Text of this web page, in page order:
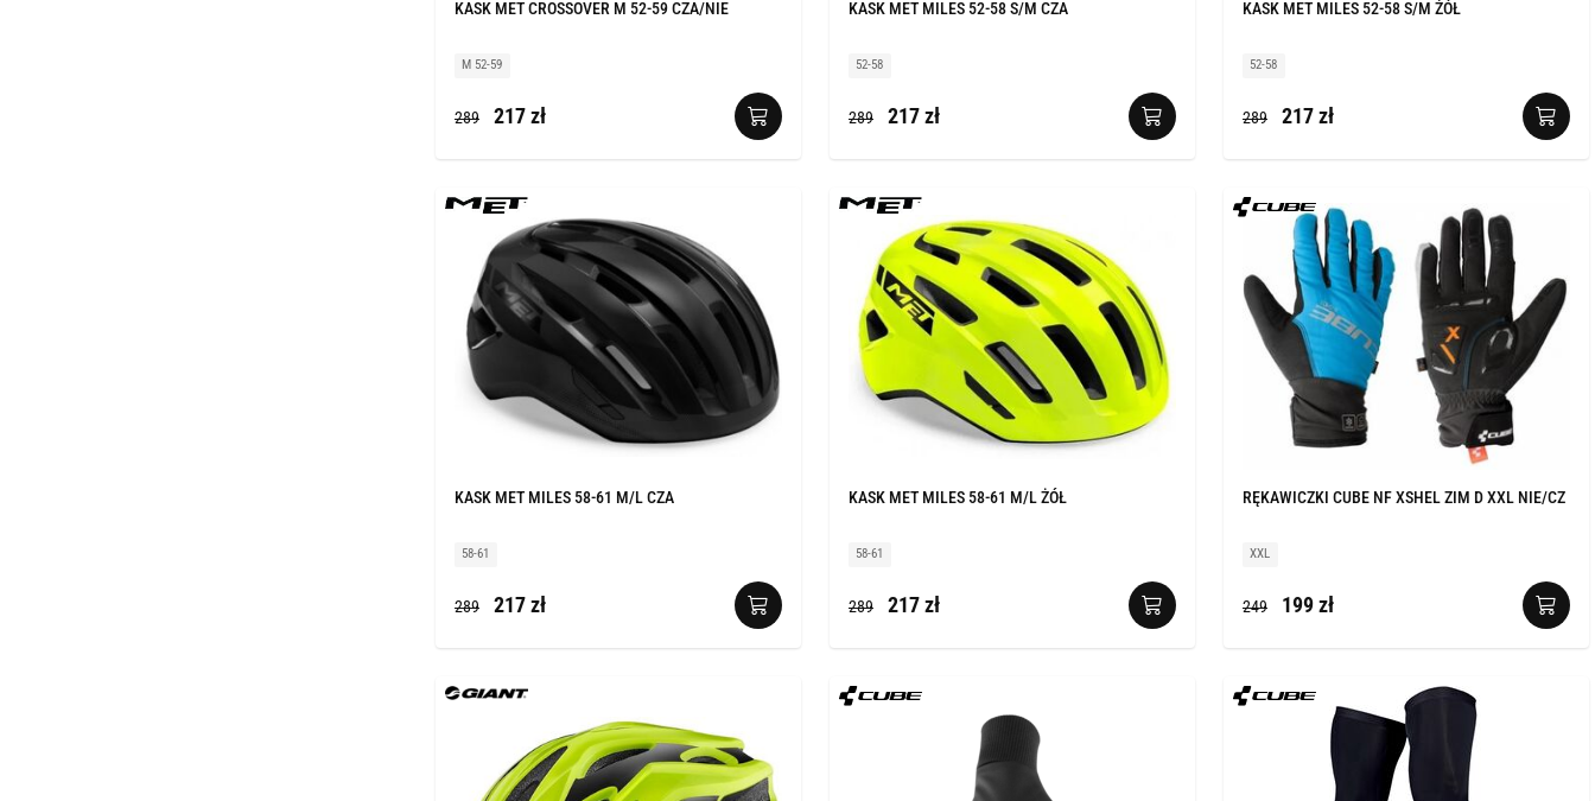
KASK MET CROSSOVER M 52-59 CZA/NIE
M 52-59
289 217 zł
KASK MET MILES 52-58 S/M CZA
52-58
289 217 zł
KASK MET MILES 52-58 S/M ŻÓŁ
52-58
289 217 zł
KASK MET MILES 58-61 M/L CZA
58-61
289 217 zł
KASK MET MILES 58-61 M/L ŻÓŁ
58-61
289 217 zł
RĘKAWICZKI CUBE NF XSHEL ZIM D XXL NIE/CZ
XXL
249 199 zł